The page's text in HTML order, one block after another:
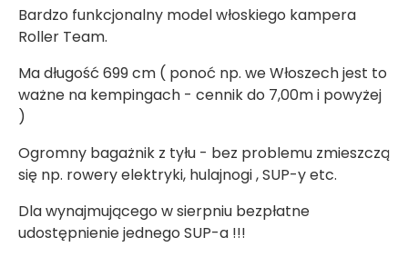
Bardzo funkcjonalny model włoskiego kampera
Roller Team.
Ma długość 699 cm ( ponoć np. we Włoszech jest to
ważne na kempingach - cennik do 7,00m i powyżej
)
Ogromny bagażnik z tyłu - bez problemu zmieszczą
się np. rowery elektryki, hulajnogi , SUP-y etc.
Dla wynajmującego w sierpniu bezpłatne
udostępnienie jednego SUP-a !!!